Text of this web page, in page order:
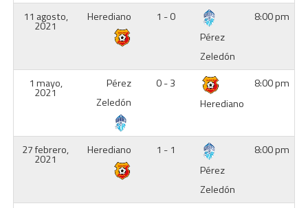
11 agosto,
2021
Herediano
1 - 0
Pérez
Zeledón
8:00 pm
1 mayo,
2021
Pérez
Zeledón
0 - 3
Herediano
8:00 pm
27 febrero,
2021
Herediano
1 - 1
Pérez
Zeledón
8:00 pm